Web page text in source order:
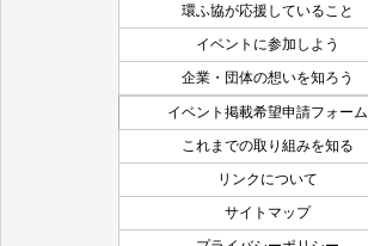
環ふ協が応援していること
イベントに参加しよう
企業・団体の想いを知ろう
イベント掲載希望申請フォーム
これまでの取り組みを知る
リンクについて
サイトマップ